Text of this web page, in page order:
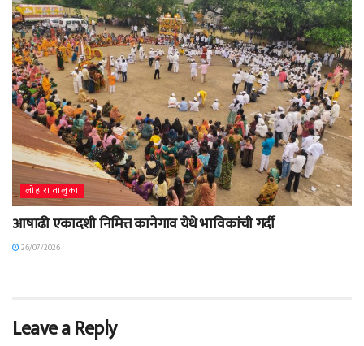
लोहारा तालुका
आषाढी एकादशी निमित्त कानेगाव येथे भाविकांची गर्दी
26/07/2026
Leave a Reply